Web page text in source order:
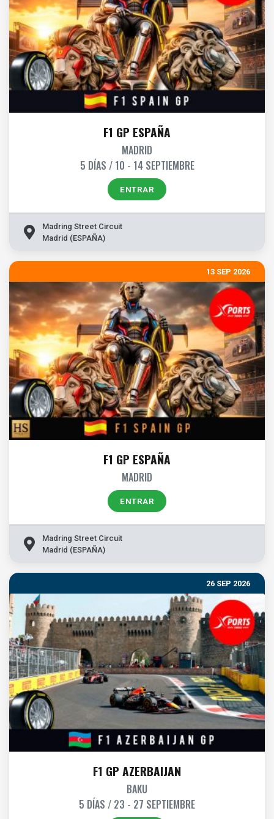
F1 GP ESPAÑA
MADRID
5 DÍAS / 10 - 14 SEPTIEMBRE
ENTRAR
Madring Street Circuit
Madrid (ESPAÑA)
13 SEP 2026
F1 GP ESPAÑA
MADRID
ENTRAR
Madring Street Circuit
Madrid (ESPAÑA)
26 SEP 2026
F1 GP AZERBAIJAN
BAKU
5 DÍAS / 23 - 27 SEPTIEMBRE